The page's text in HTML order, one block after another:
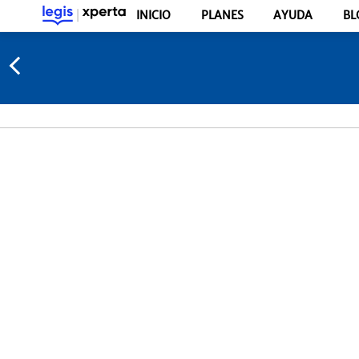
INICIO PLANES AYUDA